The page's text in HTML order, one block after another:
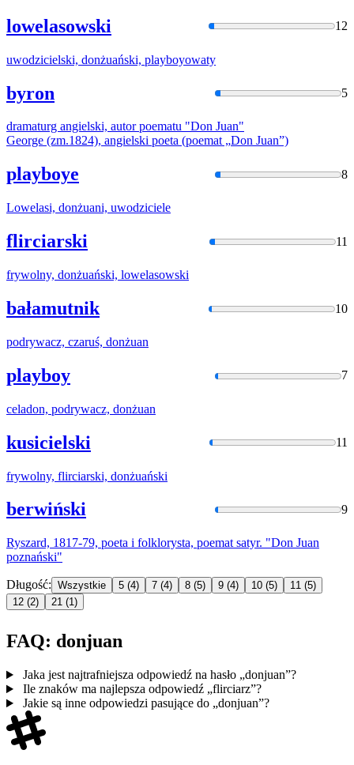
lowelasowski 12
uwodzicielski, donżuański, playboyowaty
byron 5
dramaturg angielski, autor poematu "Don Juan"
George (zm.1824), angielski poeta (poemat „Don Juan”)
playboye 8
Lowelasi, donżuani, uwodziciele
flirciarski 11
frywolny, donżuański, lowelasowski
bałamutnik 10
podrywacz, czaruś, donżuan
playboy 7
celadon, podrywacz, donżuan
kusicielski 11
frywolny, flirciarski, donżuański
berwiński 9
Ryszard, 1817-79, poeta i folklorysta, poemat satyr. "Don Juan
poznański"
Długość: Wszystkie 5 (4) 7 (4) 8 (5) 9 (4) 10 (5) 11 (5)
12 (2) 21 (1)
FAQ: donjuan
Jaka jest najtrafniejsza odpowiedź na hasło „donjuan”?
Ile znaków ma najlepsza odpowiedź „flirciarz”?
Jakie są inne odpowiedzi pasujące do „donjuan”?